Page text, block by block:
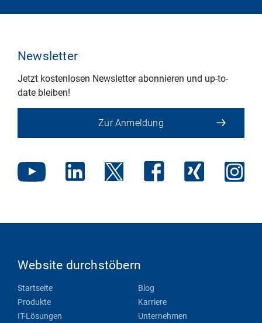
Newsletter
Jetzt kostenlosen Newsletter abonnieren und up-to-
date bleiben!
Zur Anmeldung
Website durchstöbern
Startseite
Produkte
IT-Lösungen
Blog
Karriere
Unternehmen